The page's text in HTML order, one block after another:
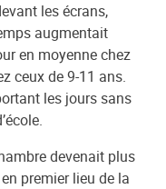
les écrans,
augmentait
en moyenne chez
ceux de 9-11 ans.
les jours sans
devenait plus
premier lieu de la